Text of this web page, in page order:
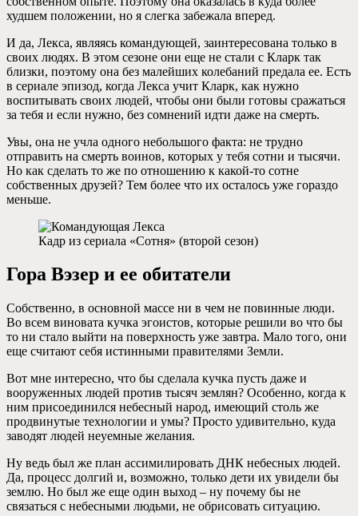
худшем положении, но я слегка забежала вперед.
И да, Лекса, являясь командующей, заинтересована только в
своих людях. В этом сезоне они еще не стали с Кларк так
близки, поэтому она без малейших колебаний предала ее. Есть
в сериале эпизод, когда Лекса учит Кларк, как нужно
воспитывать своих людей, чтобы они были готовы сражаться
за тебя и если нужно, без сомнений идти даже на смерть.
Увы, она не учла одного небольшого факта: не трудно
отправить на смерть воинов, которых у тебя сотни и тысячи.
Но как сделать то же по отношению к какой-то сотне
собственных друзей? Тем более что их осталось уже гораздо
меньше.
Кадр из сериала «Сотня» (второй сезон)
Гора Вэзер и ее обитатели
Собственно, в основной массе ни в чем не повинные люди.
Во всем виновата кучка эгоистов, которые решили во что бы
то ни стало выйти на поверхность уже завтра. Мало того, они
еще считают себя истинными правителями Земли.
Вот мне интересно, что бы сделала кучка пусть даже и
вооруженных людей против тысяч землян? Особенно, когда к
ним присоединился небесный народ, имеющий столь же
продвинутые технологии и умы? Просто удивительно, куда
заводят людей неуемные желания.
Ну ведь был же план ассимилировать ДНК небесных людей.
Да, процесс долгий и, возможно, только дети их увидели бы
землю. Но был же еще один выход – ну почему бы не
связаться с небесными людьми, не обрисовать ситуацию.